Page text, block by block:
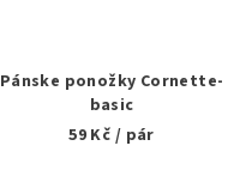
Pánske ponožky Cornette-
basic
59 Kč / pár